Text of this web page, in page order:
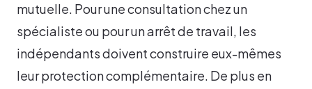
mutuelle. Pour une consultation chez un
spécialiste ou pour un arrêt de travail, les
indépendants doivent construire eux-mêmes
leur protection complémentaire. De plus en